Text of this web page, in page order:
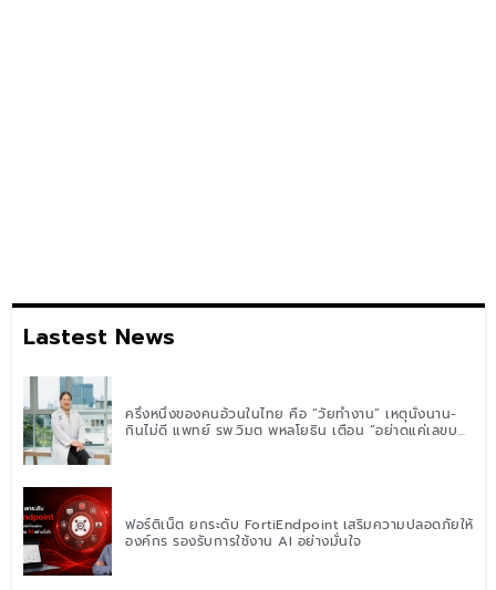
Lastest News
ครึ่งหนึ่งของคนอ้วนในไทย คือ “วัยทำงาน” เหตุนั่งนาน-
กินไม่ดี แพทย์ รพ.วิมุต พหลโยธิน เตือน “อย่าดูแค่เลขบน
ฟอร์ติเน็ต ยกระดับ FortiEndpoint เสริมความปลอดภัยให้
องค์กร รองรับการใช้งาน AI อย่างมั่นใจ